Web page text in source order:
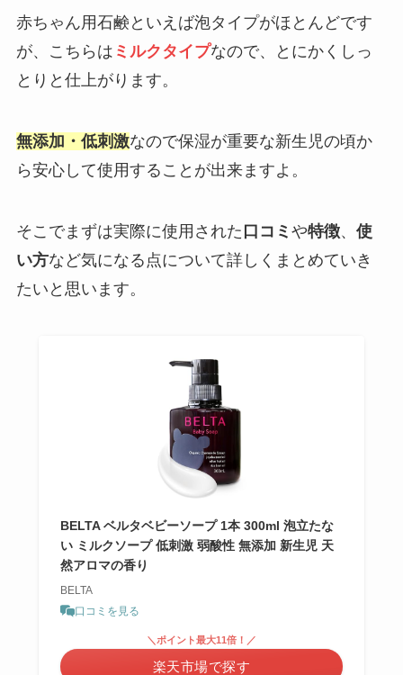
赤ちゃん用石鹸といえば泡タイプがほとんどです
が、こちらは ミルクタイプなので、とにかくしっ
とりと仕上がります。
無添加・低刺激なので保湿が重要な新生児の頃か
ら安心して使用することが出来ますよ。
そこでまずは実際に使用された 口コミ や特徴、 使
い方など気になる点について詳しくまとめていき
たいと思います。
BELTA ベルタベビーソープ 1本 300ml 泡立たな
い ミルクソープ 低刺激 弱酸性 無添加 新生児 天
然アロマの香り
BELTA
口コミを見る
＼ポイント最大11倍！／
楽天市場で探す